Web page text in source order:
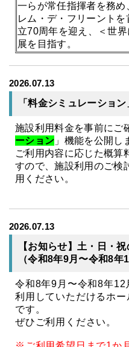
一らが常任指揮者を務
レム・デ・フリーント
立70周年を迎え、＜世
展を目指す。
2026.07.13
「料金シミュレーショ
施設利用料金を事前にご
ーション 」機能を公開し
ご利用内容に応じた概算
すので、施設利用のご検
用ください。
2026.07.13
【お知らせ】土・日・
（令和8年9月〜令和8年
令和8年9月〜令和8年12
利用していただけるホ
です。
ぜひご利用ください。